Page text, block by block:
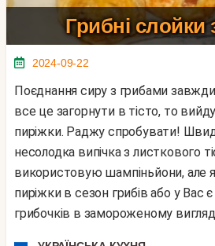
Грибні слойки
2024-09-22
Поєднання сиру з грибами завжди дуже вдале. А якщо
все це загорнути в тісто, то
пиріжки. Раджу спробувати!
несолодка випічка з листкового
використовую шампіньйони, але
пиріжки в сезон грибів або у Вас є
грибочків в замороженому